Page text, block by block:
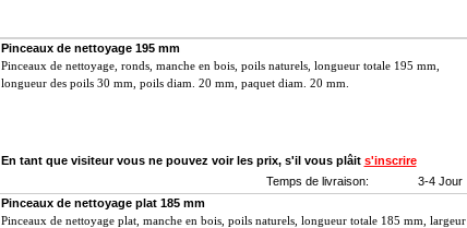
Pinceaux de nettoyage 195 mm
Pinceaux de nettoyage, ronds, manche en bois, poils naturels, longueur totale195 mm,
longueur des poils 30 mm, poils diam. 20 mm, paquet diam. 20 mm.
En tant que visiteur vous ne pouvez voir les prix, s'il vous plâit s'inscrire
Temps de livraison:
3-4 Jour
Pinceaux de nettoyage plat 185 mm
Pinceaux de nettoyage plat, manche en bois, poils naturels, longueur totale 185 mm, largeur